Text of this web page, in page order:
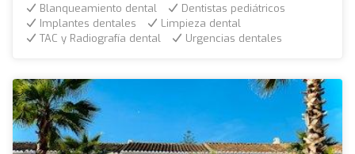
Blanqueamiento dental
Dentistas pediátricos
Implantes dentales
Limpieza dental
TAC y Radiografía dental
Urgencias dentales